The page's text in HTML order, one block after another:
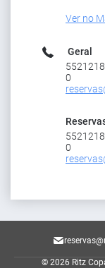
Ver no
Geral
0
0
© 2026 Ritz